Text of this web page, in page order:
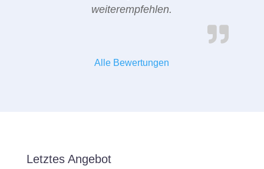
weiterempfehlen.
Alle Bewertungen
Letztes Angebot